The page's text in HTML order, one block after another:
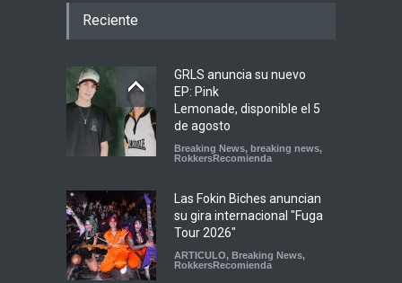
Reciente
GRLS anuncia su nuevo
EP: Pink
Lemonade, disponible el 5
de agosto
Breaking News, breaking news,
RokkersRecomienda
Las Fokin Biches anuncian
su gira internacional "Fuga
Tour 2026"
ARTICULO, Breaking News,
RokkersRecomienda